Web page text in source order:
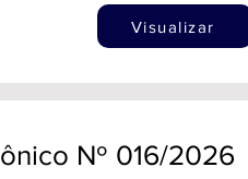
Visualizar
Nº 016/2026